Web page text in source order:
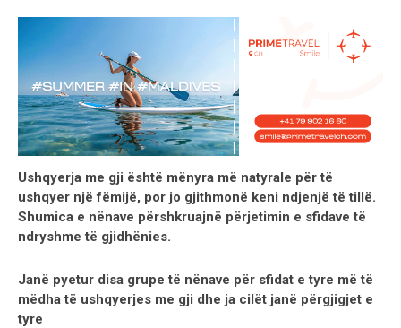
Ushqyerja me gji është mënyra më natyrale për të
ushqyer një fëmijë, por jo gjithmonë keni ndjenjë të tillë.
Shumica e nënave përshkruajnë përjetimin e sfidave të
ndryshme të gjidhënies.
Janë pyetur disa grupe të nënave për sfidat e tyre më të
mëdha të ushqyerjes me gji dhe ja cilët janë përgjigjet e
tyre